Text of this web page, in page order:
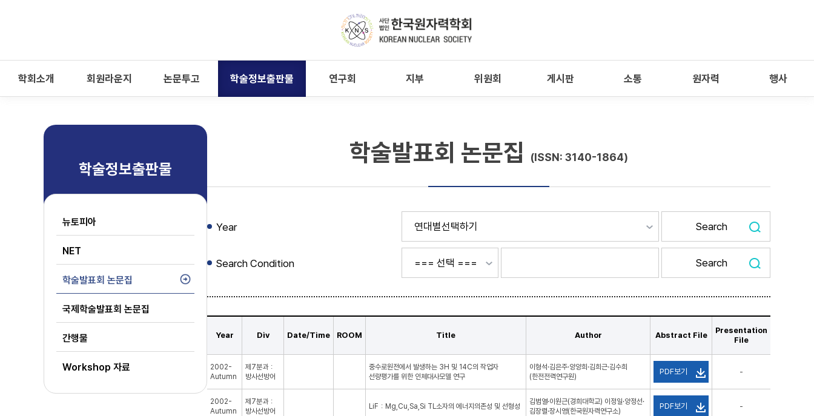
학회소개 회원라운지 논문투고 학술정보출판물 연구회 지부 위원회 게시판 소통 원자력 행사
학술정보출판물
뉴토피아
NET
학술발표회 논문집
국제학술발표회 논문집
간행물
Workshop 자료
학술발표회 논문집 (ISSN: 3140-1864)
Year
Search Condition
Year Div Date/Time ROOM Title Author Abstract File
Presentation
File
2002-
Autumn
제7분과：
방사선방어
중수로원전에서 발생하는 3H 및 14C의 작업자
선량평가를 위한 인체대사모델 연구
이형석·김은주·양양희·김희근·김수희
(한전전력연구원)
PDF보기 -
2002-
Autumn
제7분과：
방사선방어
LiF：Mg,Cu,Sa,Si TL소자의 에너지의존성 및 선형성
김범열·이원근(경희대학교) 이정일·양정선·
김장렬·장시영(한국원자력연구소)
PDF보기 -